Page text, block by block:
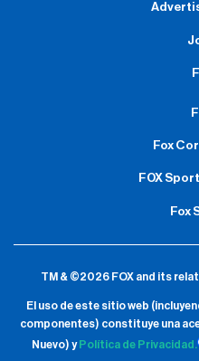
Fox
FOX
Fox
TM & ©2026 FOX and its
El uso de este sitio web
componentes) constituye una
Nuevo) y Política de Privacidad.